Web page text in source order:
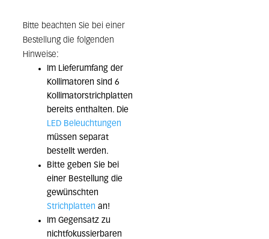
Bitte beachten Sie bei einer
Bestellung die folgenden
Hinweise:
Im Lieferumfang der
Kollimatoren sind 6
Kollimatorstrichplatten
bereits enthalten. Die
LED Beleuchtungen
müssen separat
bestellt werden.
Bitte geben Sie bei
einer Bestellung die
gewünschten
Strichplatten an!
Im Gegensatz zu
nichtfokussierbaren